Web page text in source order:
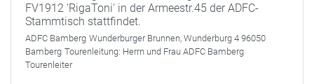
FV1912 'RigaToni' in der Armeestr.45 der ADFC-
Stammtisch stattfindet.
ADFC Bamberg Wunderburger Brunnen, Wunderburg 4 96050
Bamberg Tourenleitung: Herrn und Frau ADFC Bamberg
Tourenleiter